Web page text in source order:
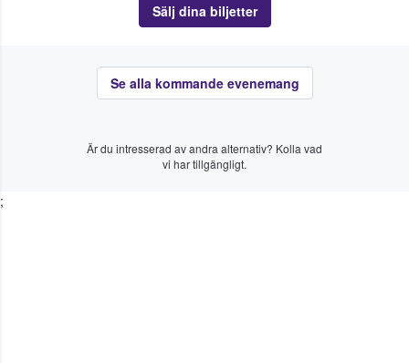
Sälj dina biljetter
Se alla kommande evenemang
Är du intresserad av andra alternativ? Kolla vad
vi har tillgängligt.
;